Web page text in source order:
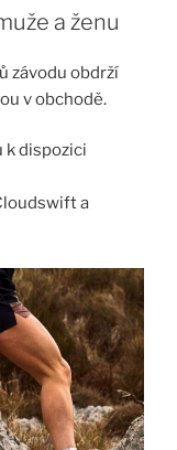
a ženu
závodu obdrží
v obchodě.
k dispozici
a